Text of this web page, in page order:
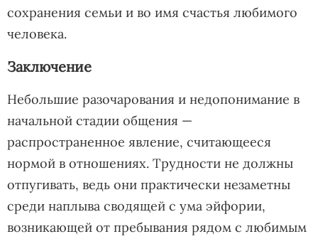
сохранения семьи и во имя счастья любимого
человека.
Заключение
Небольшие разочарования и недопонимание в
начальной стадии общения —
распространенное явление, считающееся
нормой в отношениях. Трудности не должны
отпугивать, ведь они практически незаметны
среди наплыва сводящей с ума эйфории,
возникающей от пребывания рядом с любимым